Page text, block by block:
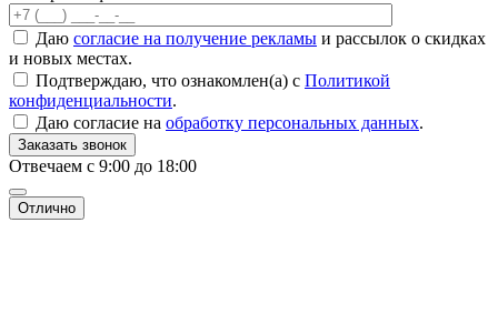
Даю согласие на получение рекламы и рассылок о скидках
и новых местах.
Подтверждаю, что ознакомлен(а) с Политикой
конфиденциальности.
Даю согласие на обработку персональных данных.
Заказать звонок
Отвечаем с 9:00 до 18:00
Отлично